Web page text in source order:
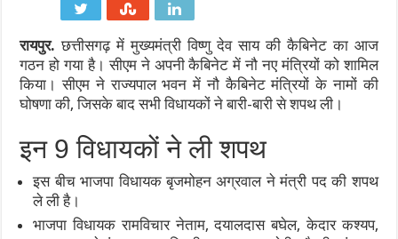
JPSC-JSSC प्रदर्शन: सोनम वांगचुक से वीडियो कॉल पर बात के बाद
पाकिस्तान में सियासी भूचाल: शहबाज सरकार संकट में, 21 साल के सबसे
‘गजनी’ और ‘लगान’ फेम अभिनेता प्रदीप रावत का 74 की उम्र में निधन,
रायपुर.छत्तीसगढ़ में मुख्यमंत्री विष्णु देव साय की कैबिनेट का आज
गठन हो गया है। सीएम ने अपनी कैबिनेट में नौ नए मंत्रियों को शामिल
किया। सीएम ने राज्यपाल भवन में नौ कैबिनेट मंत्रियों के नामों की
घोषणा की, जिसके बाद सभी विधायकों ने बारी-बारी से शपथ ली।
इन 9 विधायकों ने ली शपथ
इस बीच भाजपा विधायक बृजमोहन अग्रवाल ने मंत्री पद की शपथ
ले ली है।
भाजपा विधायक रामविचार नेताम, दयालदास बघेल, केदार कश्यप,